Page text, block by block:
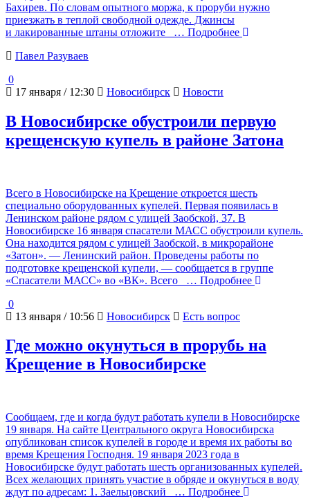
Бахирев. По словам опытного моржа, к проруби нужно
приезжать в теплой свободной одежде. Джинсы
и лакированные штаны отложите
… Подробнее
Павел Разуваев
0
17 января / 12:30
Новосибирск Новости
В Новосибирске обустроили первую
крещенскую купель в районе Затона
Всего в Новосибирске на Крещение откроется шесть
специально оборудованных купелей. Первая появилась в
Ленинском районе рядом с улицей Заобской, 37. В
Новосибирске 16 января спасатели МАСС обустроили купель.
Она находится рядом с улицей Заобской, в микрорайоне
«Затон». — Ленинский район. Проведены работы по
подготовке крещенской купели, — сообщается в группе
«Спасатели МАСС» во «ВК». Всего
… Подробнее
0
13 января / 10:56
Новосибирск Есть вопрос
Где можно окунуться в прорубь на
Крещение в Новосибирске
Сообщаем, где и когда будут работать купели в Новосибирске
19 января. На сайте Центрального округа Новосибирска
опубликован список купелей в городе и время их работы во
время Крещения Господня. 19 января 2023 года в
Новосибирске будут работать шесть организованных купелей.
Всех желающих принять участие в обряде и окунуться в воду
ждут по адресам: 1. Заельцовский
… Подробнее